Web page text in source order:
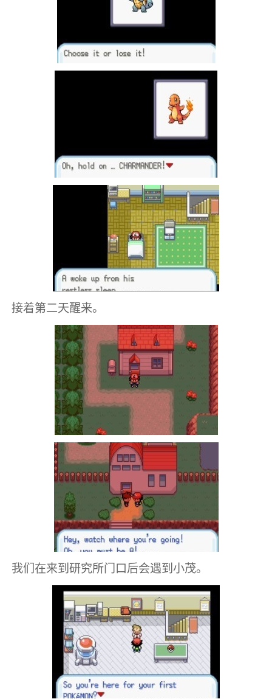
接着第二天醒来。
我们在来到研究所门口后会遇到小茂。